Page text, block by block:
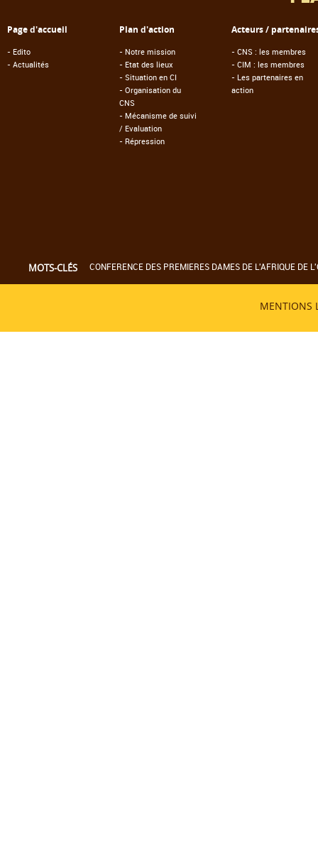
Page d'accueil
- Edito
- Actualités
Plan d'action
- Notre mission
- Etat des lieux
- Situation en CI
- Organisation du
CNS
- Mécanisme de suivi
/ Evaluation
- Répression
Acteurs /
- CNS : les membres
- CIM : les membres
- Les partenaires en
action
MOTS-CLÉS CONFERENCE DES PREMIERES DAMES DE L'AFRIQUE DE
MENTIONS